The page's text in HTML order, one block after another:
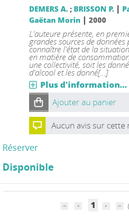
DEMERS A.; BRISSON P. |
Gaëtan Morin | 2000
L'auteure présente, en
grandes sources de
connaître l'état de la
en matière de
une collectivité, soit les
d'alcool et les donné[...]
Plus d'information...
Ajouter au panier
Aucun avis sur cette
Réserver
Disponible
1